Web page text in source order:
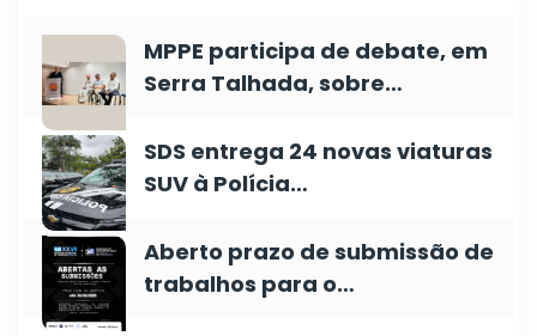
MPPE participa de debate, em
Serra Talhada, sobre…
SDS entrega 24 novas viaturas
SUV à Polícia…
Aberto prazo de submissão de
trabalhos para o…